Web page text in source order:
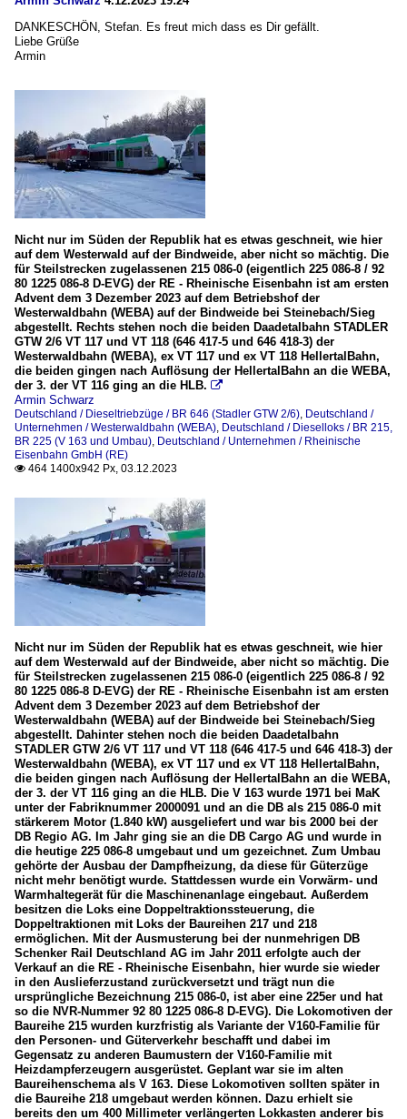
DANKESCHÖN, Stefan. Es freut mich dass es Dir gefällt.
Liebe Grüße
Armin
Nicht nur im Süden der Republik hat es etwas geschneit, wie hier
auf dem Westerwald auf der Bindweide, aber nicht so mächtig. Die
für Steilstrecken zugelassenen 215 086-0 (eigentlich 225 086-8 / 92
80 1225 086-8 D-EVG) der RE - Rheinische Eisenbahn ist am ersten
Advent dem 3 Dezember 2023 auf dem Betriebshof der
Westerwaldbahn (WEBA) auf der Bindweide bei Steinebach/Sieg
abgestellt. Rechts stehen noch die beiden Daadetalbahn STADLER
GTW 2/6 VT 117 und VT 118 (646 417-5 und 646 418-3) der
Westerwaldbahn (WEBA), ex VT 117 und ex VT 118 HellertalBahn,
die beiden gingen nach Auflösung der HellertalBahn an die WEBA,
der 3. der VT 116 ging an die HLB. 
Armin Schwarz
Deutschland / Dieseltriebzüge / BR 646 (Stadler GTW 2/6) Deutschland /
Unternehmen / Westerwaldbahn (WEBA) Deutschland / Dieselloks / BR 215,
BR 225 (V 163 und Umbau) Deutschland / Unternehmen / Rheinische
Eisenbahn GmbH (RE)
 464 1400x942 Px, 03.12.2023
Nicht nur im Süden der Republik hat es etwas geschneit, wie hier
auf dem Westerwald auf der Bindweide, aber nicht so mächtig. Die
für Steilstrecken zugelassenen 215 086-0 (eigentlich 225 086-8 / 92
80 1225 086-8 D-EVG) der RE - Rheinische Eisenbahn ist am ersten
Advent dem 3 Dezember 2023 auf dem Betriebshof der
Westerwaldbahn (WEBA) auf der Bindweide bei Steinebach/Sieg
abgestellt. Dahinter stehen noch die beiden Daadetalbahn
STADLER GTW 2/6 VT 117 und VT 118 (646 417-5 und 646 418-3) der
Westerwaldbahn (WEBA), ex VT 117 und ex VT 118 HellertalBahn,
die beiden gingen nach Auflösung der HellertalBahn an die WEBA,
der 3. der VT 116 ging an die HLB. Die V 163 wurde 1971 bei MaK
unter der Fabriknummer 2000091 und an die DB als 215 086-0 mit
stärkerem Motor (1.840 kW) ausgeliefert und war bis 2000 bei der
DB Regio AG. Im Jahr ging sie an die DB Cargo AG und wurde in
die heutige 225 086-8 umgebaut und um gezeichnet. Zum Umbau
gehörte der Ausbau der Dampfheizung, da diese für Güterzüge
nicht mehr benötigt wurde. Stattdessen wurde ein Vorwärm- und
Warmhaltegerät für die Maschinenanlage eingebaut. Außerdem
besitzen die Loks eine Doppeltraktionssteuerung, die
Doppeltraktionen mit Loks der Baureihen 217 und 218
ermöglichen. Mit der Ausmusterung bei der nunmehrigen DB
Schenker Rail Deutschland AG im Jahr 2011 erfolgte auch der
Verkauf an die RE - Rheinische Eisenbahn, hier wurde sie wieder
in den Auslieferzustand zurückversetzt und trägt nun die
ursprüngliche Bezeichnung 215 086-0, ist aber eine 225er und hat
so die NVR-Nummer 92 80 1225 086-8 D-EVG). Die Lokomotiven der
Baureihe 215 wurden kurzfristig als Variante der V160-Familie für
den Personen- und Güterverkehr beschafft und dabei im
Gegensatz zu anderen Baumustern der V160-Familie mit
Heizdampferzeugern ausgerüstet. Geplant war sie im alten
Baureihenschema als V 163. Diese Lokomotiven sollten später in
die Baureihe 218 umgebaut werden können. Dazu erhielt sie
bereits den um 400 Millimeter verlängerten Lokkasten anderer bis